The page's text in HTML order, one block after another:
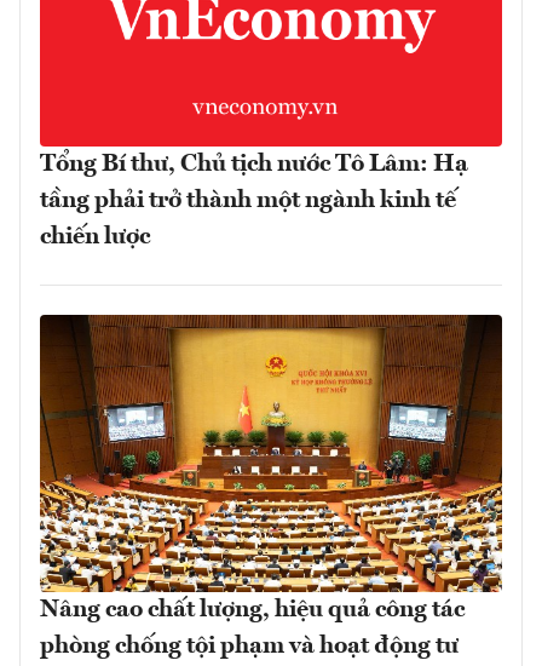
Tổng Bí thư, Chủ tịch nước Tô Lâm: Hạ
tầng phải trở thành một ngành kinh tế
chiến lược
Nâng cao chất lượng, hiệu quả công tác
phòng chống tội phạm và hoạt động tư